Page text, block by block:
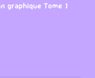
graphique Tome 1